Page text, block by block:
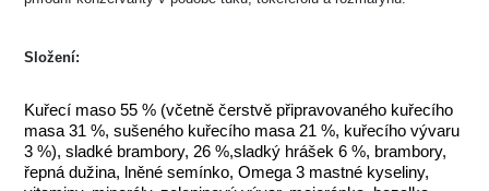
Složení:
Kuřecí maso 55 % (včetně čerstvě připravovaného kuřecího
masa 31 %, sušeného kuřecího masa 21 %, kuřecího vývaru
3 %), sladké brambory, 26 %,sladký hrášek 6 %, brambory,
řepná dužina, lněné semínko, Omega 3 mastné kyseliny,